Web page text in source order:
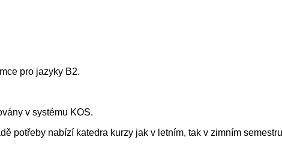
pro jazyky B2.
v systému KOS.
potřeby nabízí katedra kurzy jak v letním, tak v zimním